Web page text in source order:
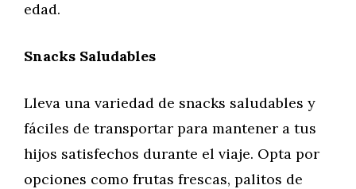
edad.
Snacks Saludables
Lleva una variedad de snacks saludables y
fáciles de transportar para mantener a tus
hijos satisfechos durante el viaje. Opta por
opciones como frutas frescas, palitos de